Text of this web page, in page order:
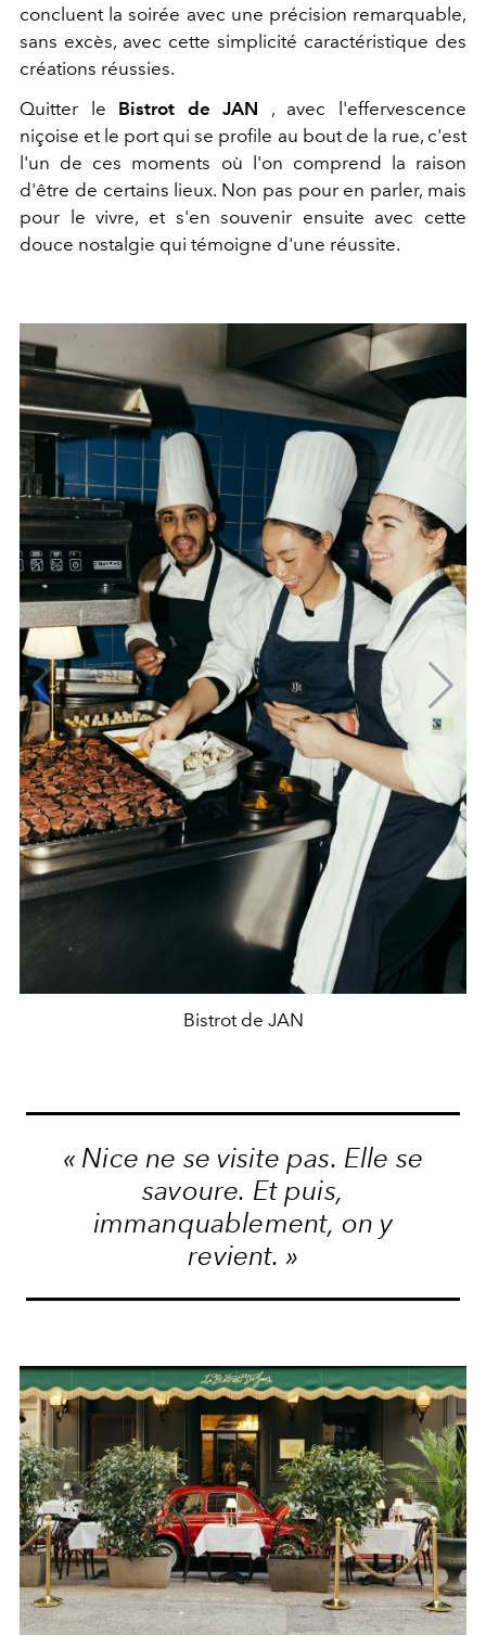
concluent la soirée avec une précision remarquable,
sans excès, avec cette simplicité caractéristique des
créations réussies.
Quitter le Bistrot de JAN , avec l'effervescence
niçoise et le port qui se profile au bout de la rue, c'est
l'un de ces moments où l'on comprend la raison
d'être de certains lieux. Non pas pour en parler, mais
pour le vivre, et s'en souvenir ensuite avec cette
douce nostalgie qui témoigne d'une réussite.
Bistrot de JAN
« Nice ne se visite pas. Elle se
savoure. Et puis,
immanquablement, on y
revient. »